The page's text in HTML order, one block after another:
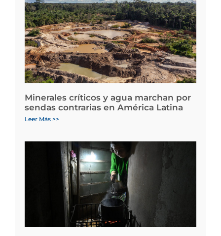
Minerales críticos y agua marchan por
sendas contrarias en América Latina
Leer Más >>